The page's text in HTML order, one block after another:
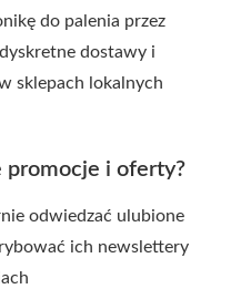
do palenia przez
dostawy i
sklepach lokalnych
promocje i oferty?
odwiedzać ulubione
ich newslettery